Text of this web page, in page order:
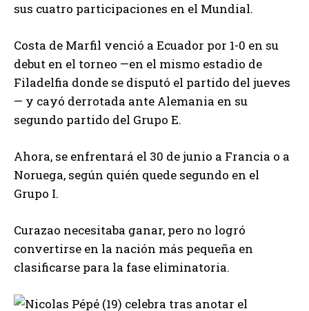
sus cuatro participaciones en el Mundial.
Costa de Marfil venció a Ecuador por 1-0 en su
debut en el torneo —en el mismo estadio de
Filadelfia donde se disputó el partido del jueves
— y cayó derrotada ante Alemania en su
segundo partido del Grupo E.
Ahora, se enfrentará el 30 de junio a Francia o a
Noruega, según quién quede segundo en el
Grupo I.
Curazao necesitaba ganar, pero no logró
convertirse en la nación más pequeña en
clasificarse para la fase eliminatoria.